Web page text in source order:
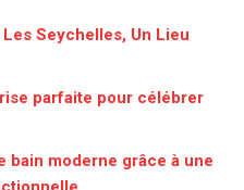
Seychelles, Un Lieu
parfaite pour célébrer
bain moderne grâce à une